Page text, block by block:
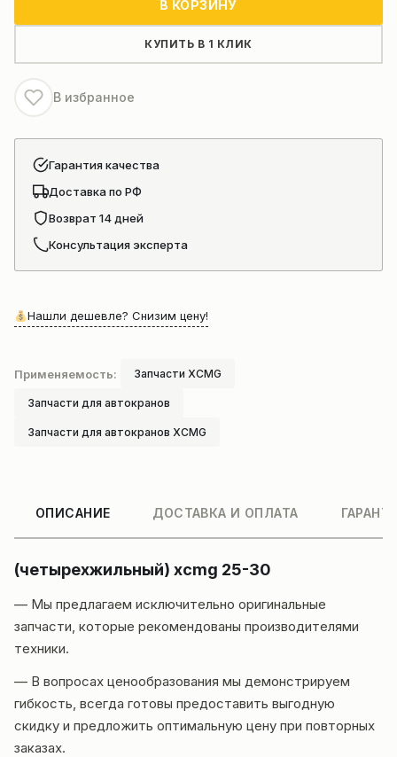
14
мм
(четырехжильный)
В КОРЗИНУ
КУПИТЬ В 1 КЛИК
В избранное
Гарантия качества
Доставка по РФ
Возврат 14 дней
Консультация эксперта
Нашли дешевле? Снизим цену!
Применяемость: Запчасти XCMG
Запчасти для автокранов
Запчасти для автокранов XCMG
ОПИСАНИЕ ДОСТАВКА И ОПЛАТА
(четырехжильный) xcmg 25-30
— Мы предлагаем исключительно оригинальные
запчасти, которые рекомендованы производителями
техники.
— В вопросах ценообразования мы демонстрируем
гибкость, всегда готовы предоставить выгодную
скидку и предложить оптимальную цену при повторных
заказах.